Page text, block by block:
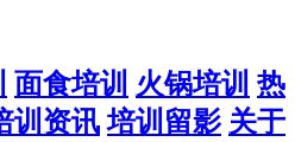
面食培训 火锅培训 热
训资讯 培训留影 关于